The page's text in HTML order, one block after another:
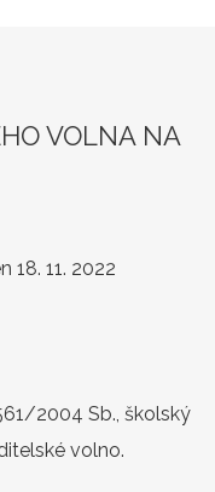
VOLNA NA
18. 11. 2022
2004 Sb., školský
volno.